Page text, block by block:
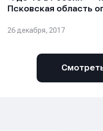
Псковская область
26 декабря, 2017